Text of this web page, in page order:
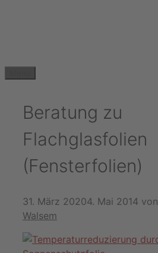
Beratung zu
Flachglasfolien
(Fensterfolien)
31. März 20204. Mai 2014 von
Walsem